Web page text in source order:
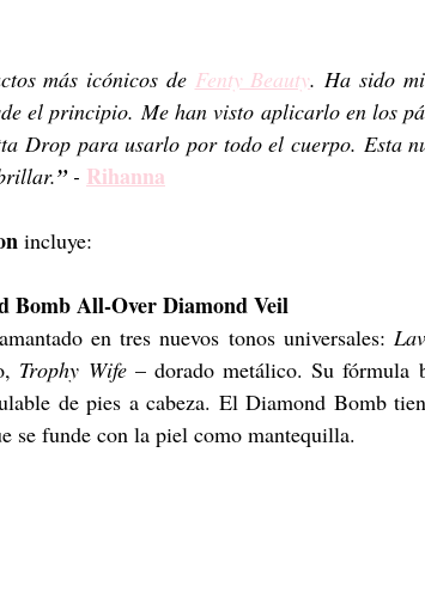
más icónicos de Fenty Beauty. Ha sido
el principio. Me han visto aplicarlo en los
Drop para usarlo por todo el cuerpo. Esta
” - Rihanna
incluye:
Bomb All-Over Diamond Veil
en tres nuevos tonos universales:
Trophy Wife – dorado metálico. Su fórmula
de pies a cabeza. El Diamond Bomb
se funde con la piel como mantequilla.